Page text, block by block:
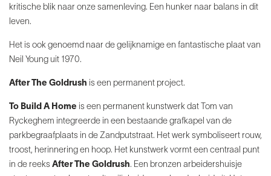
kritische blik naar onze samenleving. Een hunker naar balans in dit
leven.
Het is ook genoemd naar de gelijknamige en fantastische plaat van
Neil Young uit 1970.
After The Goldrush is een permanent project.
To Build A Home is een permanent kunstwerk dat Tom van
Ryckeghem integreerde in een bestaande grafkapel van de
parkbegraafplaats in de Zandputstraat. Het werk symboliseert rouw,
troost, herinnering en hoop. Het kunstwerk vormt een centraal punt
in de reeks After The Goldrush. Een bronzen arbeidershuisje